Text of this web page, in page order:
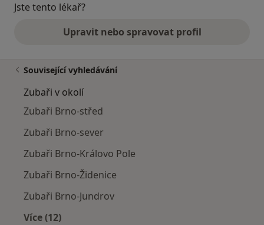
Jste tento lékař?
Upravit nebo spravovat profil
Související vyhledávání
Zubaři v okolí
Zubaři Brno-střed
Zubaři Brno-sever
Zubaři Brno-Královo Pole
Zubaři Brno-Židenice
Zubaři Brno-Jundrov
Více (12)